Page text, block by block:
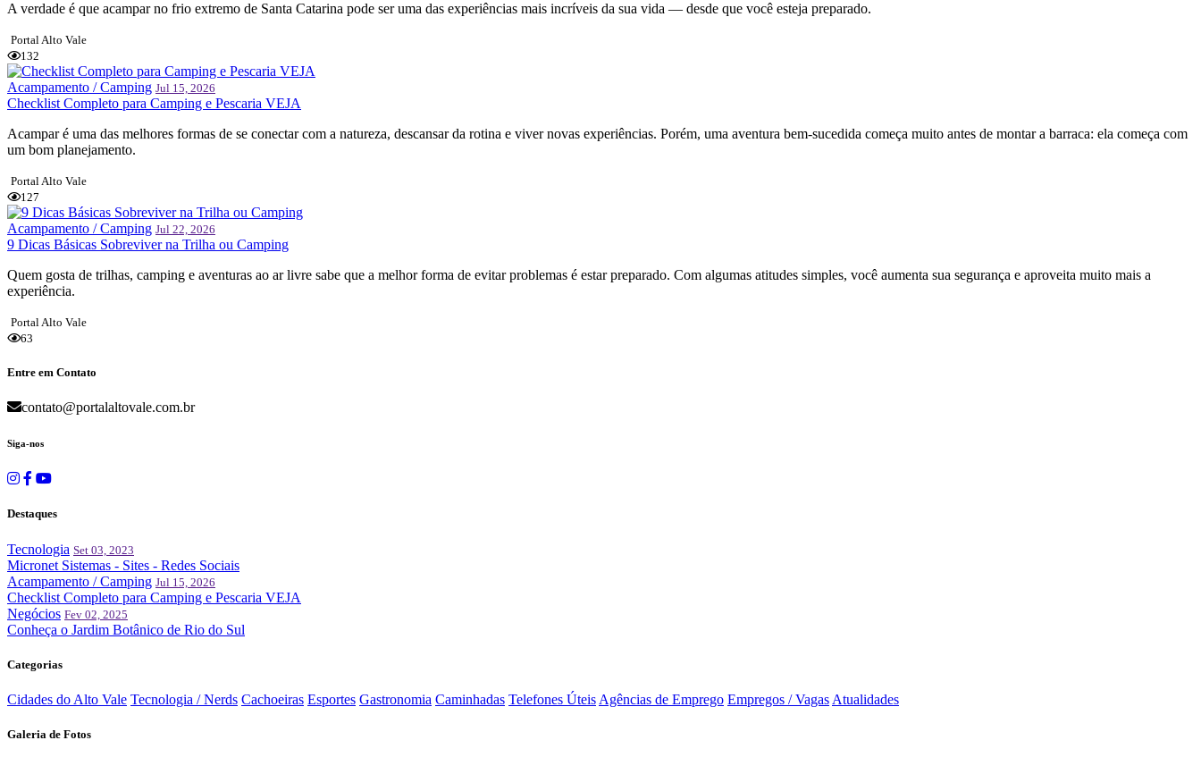
A verdade é que acampar no frio extremo de Santa Catarina pode ser uma das experiências mais incríveis da sua vida — desde que você esteja preparado.
Portal Alto Vale
132
Acampamento / Camping Jul 15, 2026
Checklist Completo para Camping e Pescaria VEJA
Acampar é uma das melhores formas de se conectar com a natureza, descansar da rotina e viver novas experiências. Porém, uma aventura bem-sucedida começa muito antes de montar a barraca: ela começa com
um bom planejamento.
Portal Alto Vale
127
Acampamento / Camping Jul 22, 2026
9 Dicas Básicas Sobreviver na Trilha ou Camping
Quem gosta de trilhas, camping e aventuras ao ar livre sabe que a melhor forma de evitar problemas é estar preparado. Com algumas atitudes simples, você aumenta sua segurança e aproveita muito mais a
experiência.
Portal Alto Vale
63
Entre em Contato
contato@portalaltovale.com.br
Siga-nos
Destaques
Tecnologia Set 03, 2023
Micronet Sistemas - Sites - Redes Sociais
Acampamento / Camping Jul 15, 2026
Checklist Completo para Camping e Pescaria VEJA
Negócios Fev 02, 2025
Conheça o Jardim Botânico de Rio do Sul
Categorias
Cidades do Alto Vale Tecnologia / Nerds Cachoeiras Esportes Gastronomia Caminhadas Telefones Úteis Agências de Emprego Empregos / Vagas Atualidades
Galeria de Fotos